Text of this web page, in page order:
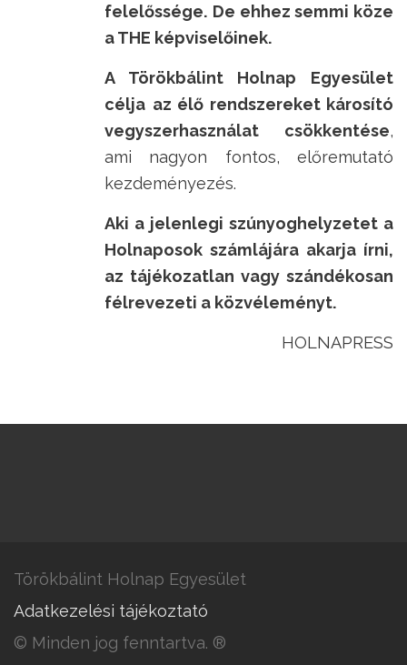
felelőssége. De ehhez semmi köze
a THE képviselőinek.
A Törökbálint Holnap Egyesület
célja az élő rendszereket károsító
vegyszerhasználat csökkentése,
ami nagyon fontos, előremutató
kezdeményezés.
Aki a jelenlegi szúnyoghelyzetet a
Holnaposok számlájára akarja írni,
az tájékozatlan vagy szándékosan
félrevezeti a közvéleményt.
HOLNAPRESS
Törökbálint Holnap Egyesület
Adatkezelési tájékoztató
© Minden jog fenntartva. ®